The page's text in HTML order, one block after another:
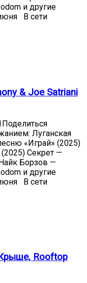
и другие
В сети
& Joe Satriani
Луганская
«Играй» (2025)
Секрет —
Борзов —
и другие
В сети
Rooftop